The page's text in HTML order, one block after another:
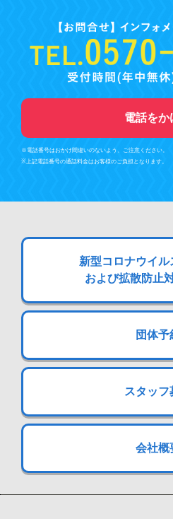
電話をか
※電話番号はおかけ間違いのないよう、ご注意ください。
※上記電話番号の通話料金はお客様のご負担となります。
新型コロナウイ
および拡散防止
団体予
スタッフ
会社概